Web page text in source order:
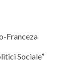
Franceza
Sociale”